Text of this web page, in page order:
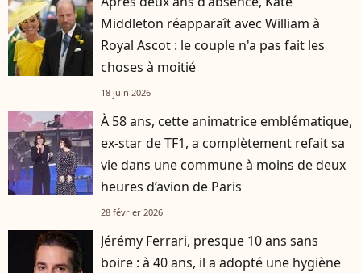
Middleton réapparaît avec William à
Royal Ascot : le couple n'a pas fait les
choses à moitié
18 juin 2026
À 58 ans, cette animatrice emblématique,
ex-star de TF1, a complètement refait sa
vie dans une commune à moins de deux
heures d’avion de Paris
28 février 2026
Jérémy Ferrari, presque 10 ans sans
boire : à 40 ans, il a adopté une hygiène